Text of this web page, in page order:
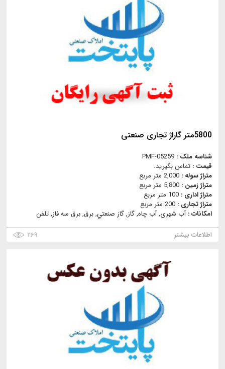
5800متر گاراژ تجاری صنعتی
شناسه ملک : PMF-05259
قیمت : تماس بگیرید.
متراژ سوله : 2,000 متر مربع
متراژ زمین : 5,800 متر مربع
متراژ اداری : 100 متر مربع
متراژ تجاری : 200 متر مربع
امکانات :آب شهری, آب چاه, گاز, گاز صنعتي, برق, برق سه فاز, تلفن
اطلاعات بیشتر
۲۶۹